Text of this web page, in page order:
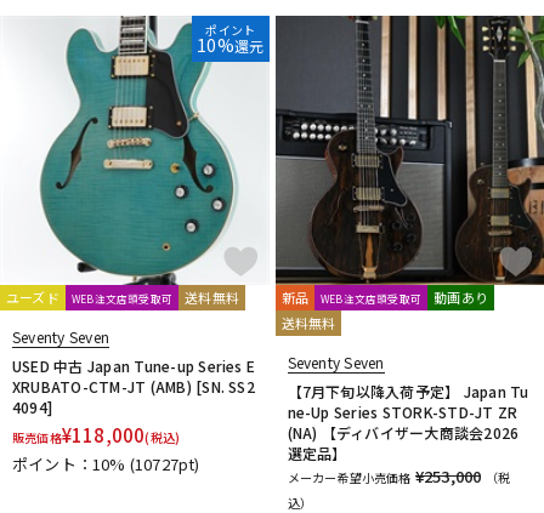
ベース ウクレレ
ドラム パーカッション
キーボード 電子ピアノ
管楽器 その他楽器
アンプ エフェクター
DJ機器
ポイント
10%還元
ユーズド WEB注文店頭受取可 送料無料
Seventy Seven
USED 中古 Japan Tune-up Series E
XRUBATO-CTM-JT (AMB) [SN. SS2
4094]
販売価格¥118,000(税込)
ポイント：10% (10727pt)
新品 WEB注文店頭受取可
動画あり
送料無料
Seventy Seven
【7月下旬以降入荷予定】 Japan Tu
ne-Up Series STORK-STD-JT ZR
(NA) 【ディバイザー大商談会2026
選定品】
メーカー希望小売価格 ¥253,000
（税
込）